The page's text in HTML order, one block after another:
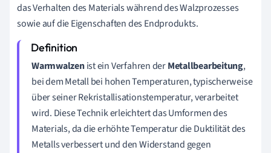
das Verhalten des Materials während des Walzprozesses
sowie auf die Eigenschaften des Endprodukts.
Warmwalzenist ein Verfahren derMetallbearbeitung,
bei dem Metall bei hohen Temperaturen, typischerweise
über seiner Rekristallisationstemperatur, verarbeitet
wird. Diese Technik erleichtert das Umformen des
Materials, da die erhöhte Temperatur die Duktilität des
Metalls verbessert und den Widerstand gegen